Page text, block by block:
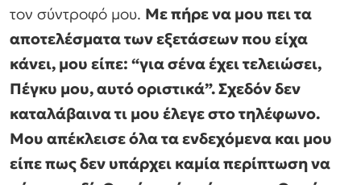
τον σύντροφό μου. Με πήρε να μου πει τα
αποτελέσματα των εξετάσεων που είχα
κάνει, μου είπε: “για σένα έχει τελειώσει,
Πέγκυ μου, αυτό οριστικά”. Σχεδόν δεν
καταλάβαινα τι μου έλεγε στο τηλέφωνο.
Μου απέκλεισε όλα τα ενδεχόμενα και μου
είπε πως δεν υπάρχει καμία περίπτωση να